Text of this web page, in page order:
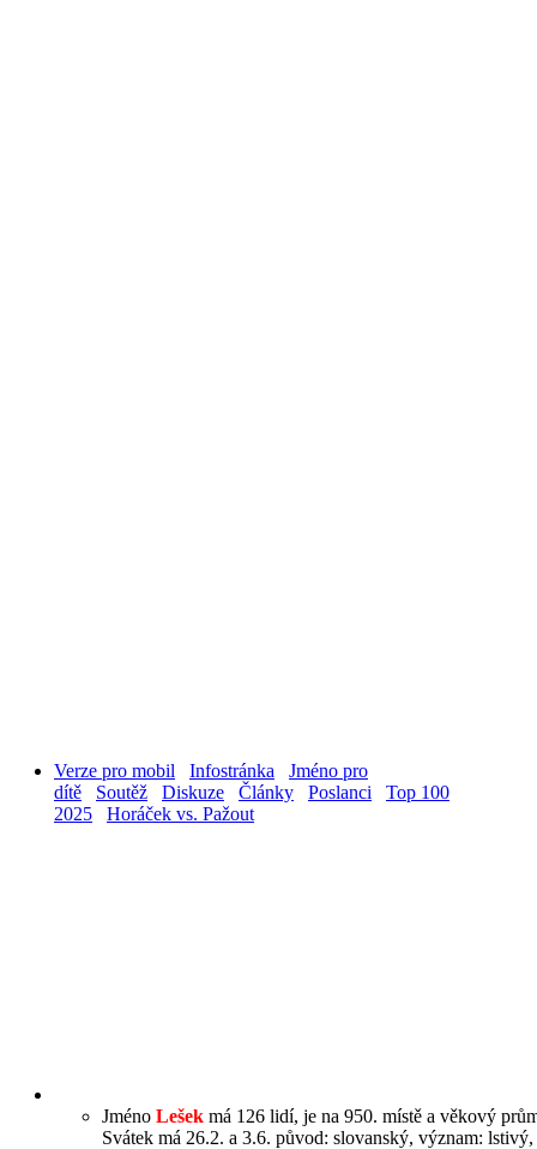
Verze pro mobil Infostránka
Jméno pro
dítě
Soutěž Diskuze Články Poslanci
Top 100
2025
Horáček vs. Pažout
Jméno Lešek má 126 lidí, je na 950. místě a věkový
Svátek má 26.2. a 3.6. původ: slovanský, význam: